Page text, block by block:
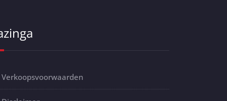
Verkoopsvoorwaarden